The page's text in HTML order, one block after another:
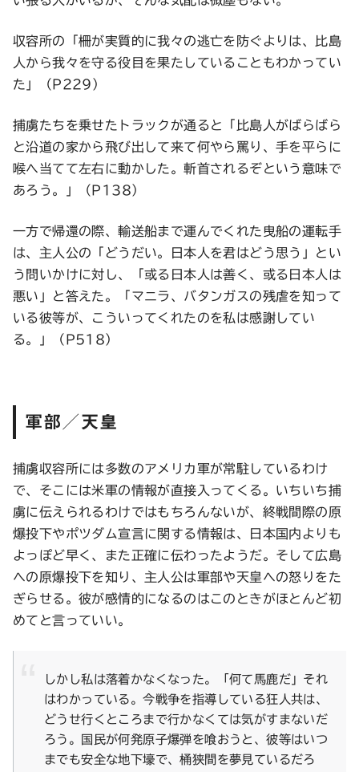
収容所の「柵が実質的に我々の逃亡を防ぐよりは、比島
人から我々を守る役目を果たしていることもわかってい
た」（P229）
捕虜たちを乗せたトラックが通ると「比島人がばらばら
と沿道の家から飛び出して来て何やら罵り、手を平らに
喉へ当てて左右に動かした。斬首されるぞという意味で
あろう。」（P138）
一方で帰還の際、輸送船まで運んでくれた曳船の運転手
は、主人公の「どうだい。日本人を君はどう思う」とい
う問いかけに対し、「或る日本人は善く、或る日本人は
悪い」と答えた。「マニラ、バタンガスの残虐を知って
いる彼等が、こういってくれたのを私は感謝してい
る。」（P518）
軍部／天皇
捕虜収容所には多数のアメリカ軍が常駐しているわけ
で、そこには米軍の情報が直接入ってくる。いちいち捕
虜に伝えられるわけではもちろんないが、終戦間際の原
爆投下やポツダム宣言に関する情報は、日本国内よりも
よっぽど早く、また正確に伝わったようだ。そして広島
への原爆投下を知り、主人公は軍部や天皇への怒りをた
ぎらせる。彼が感情的になるのはこのときがほとんど初
めてと言っていい。
しかし私は落着かなくなった。「何て馬鹿だ」それ
はわかっている。今戦争を指導している狂人共は、
どうせ行くところまで行かなくては気がすまないだ
ろう。国民が何発原子爆弾を喰おうと、彼等はいつ
までも安全な地下壕で、桶狭間を夢見ているだろ